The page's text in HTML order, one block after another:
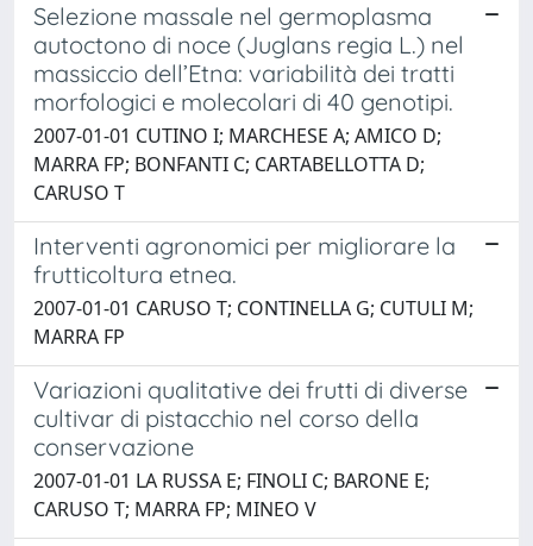
Selezione massale nel germoplasma
autoctono di noce (Juglans regia L.) nel
massiccio dell’Etna: variabilità dei tratti
morfologici e molecolari di 40 genotipi.
2007-01-01 CUTINO I; MARCHESE A; AMICO D;
MARRA FP; BONFANTI C; CARTABELLOTTA D;
CARUSO T
Interventi agronomici per migliorare la
frutticoltura etnea.
2007-01-01 CARUSO T; CONTINELLA G; CUTULI M;
MARRA FP
Variazioni qualitative dei frutti di diverse
cultivar di pistacchio nel corso della
conservazione
2007-01-01 LA RUSSA E; FINOLI C; BARONE E;
CARUSO T; MARRA FP; MINEO V